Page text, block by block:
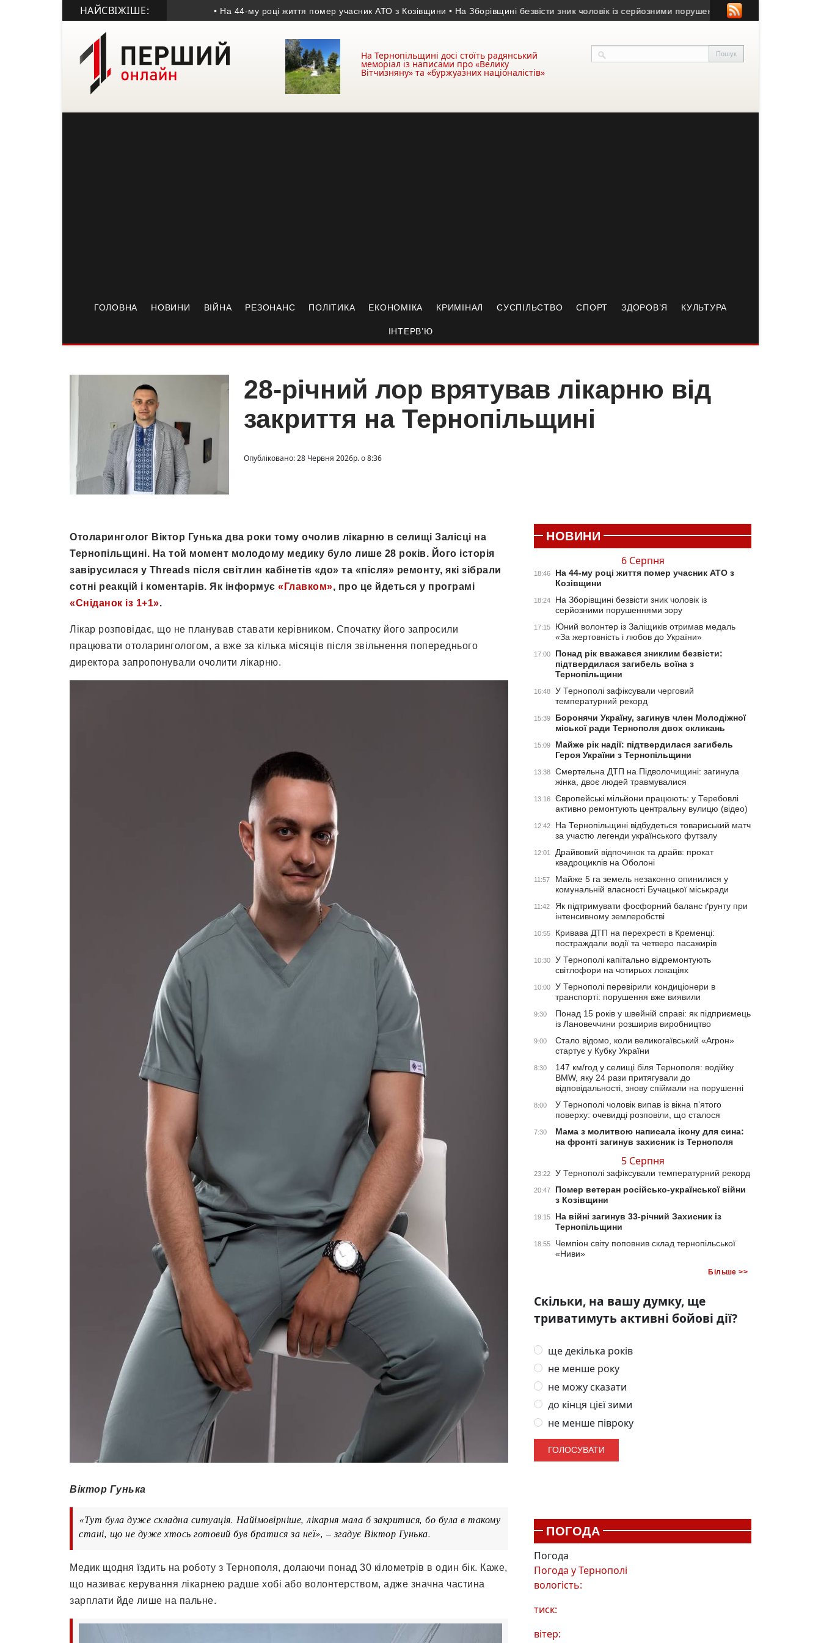
НАЙСВІЖІШЕ: • На 44-му році життя помер учасник АТО з Козівщини • На Зборівщині безвісти зник чоловік із серйозними порушеннями зору • Юний волонтер із
На Тернопільщині досі стоїть радянський
меморіал із написами про «Велику
Вітчизняну» та «буржуазних націоналістів»
ГОЛОВНА НОВИНИ ВІЙНА РЕЗОНАНС ПОЛІТИКА ЕКОНОМІКА КРИМІНАЛ СУСПІЛЬСТВО СПОРТ ЗДОРОВ’Я КУЛЬТУРА
ІНТЕРВ’Ю
28-річний лор врятував лікарню від
закриття на Тернопільщині
Опубліковано: 28 Червня 2026р. о 8:36
Отоларинголог Віктор Гунька два роки тому очолив лікарню в селищі Залісці на
Тернопільщині. На той момент молодому медику було лише 28 років. Його історія
завірусилася у Threads після світлин кабінетів «до» та «після» ремонту, які зібрали
сотні реакцій і коментарів. Як інформує «Главком», про це йдеться у програмі
«Сніданок із 1+1».
Лікар розповідає, що не планував ставати керівником. Спочатку його запросили
працювати отоларингологом, а вже за кілька місяців після звільнення попереднього
директора запропонували очолити лікарню.
Віктор Гунька
«Тут була дуже складна ситуація. Найімовірніше, лікарня мала б закритися, бо була в такому
стані, що не дуже хтось готовий був братися за неї», – згадує Віктор Гунька.
Медик щодня їздить на роботу з Тернополя, долаючи понад 30 кілометрів в один бік. Каже,
що називає керування лікарнею радше хобі або волонтерством, адже значна частина
зарплати йде лише на пальне.
НОВИНИ
6 Серпня
18:46
На 44-му році життя помер учасник АТО з
Козівщини
18:24
На Зборівщині безвісти зник чоловік із
серйозними порушеннями зору
17:15
Юний волонтер із Заліщиків отримав медаль
«За жертовність і любов до України»
17:00
Понад рік вважався зниклим безвісти:
підтвердилася загибель воїна з
Тернопільщини
16:48
У Тернополі зафіксували черговий
температурний рекорд
15:39
Боронячи Україну, загинув член Молодіжної
міської ради Тернополя двох скликань
15:09
Майже рік надії: підтвердилася загибель
Героя України з Тернопільщини
13:38
Смертельна ДТП на Підволочищині: загинула
жінка, двоє людей травмувалися
13:16
Європейські мільйони працюють: у Теребовлі
активно ремонтують центральну вулицю (відео)
12:42
На Тернопільщині відбудеться товариський матч
за участю легенди українського футзалу
12:01
Драйвовий відпочинок та драйв: прокат
квадроциклів на Оболоні
11:57
Майже 5 га земель незаконно опинилися у
комунальній власності Бучацької міськради
11:42
Як підтримувати фосфорний баланс ґрунту при
інтенсивному землеробстві
10:55
Кривава ДТП на перехресті в Кременці:
постраждали водії та четверо пасажирів
10:30
У Тернополі капітально відремонтують
світлофори на чотирьох локаціях
10:00
У Тернополі перевірили кондиціонери в
транспорті: порушення вже виявили
9:30
Понад 15 років у швейній справі: як підприємець
із Лановеччини розширив виробництво
9:00
Стало відомо, коли великогаївський «Агрон»
стартує у Кубку України
8:30
147 км/год у селищі біля Тернополя: водійку
BMW, яку 24 рази притягували до
відповідальності, знову спіймали на порушенні
8:00
У Тернополі чоловік випав із вікна п’ятого
поверху: очевидці розповіли, що сталося
7:30
Мама з молитвою написала ікону для сина:
на фронті загинув захисник із Тернополя
5 Серпня
23:22 У Тернополі зафіксували температурний рекорд
20:47
Помер ветеран російсько-української війни
з Козівщини
19:15
На війні загинув 33-річний Захисник із
Тернопільщини
18:55
Чемпіон світу поповнив склад тернопільської
«Ниви»
Більше >>
Скільки, на вашу думку, ще
триватимуть активні бойові дії?
ще декілька років
не менше року
не можу сказати
до кінця цієї зими
не менше півроку
ПОГОДА
Погода
Погода уТернополі
вологість:
тиск:
вітер: